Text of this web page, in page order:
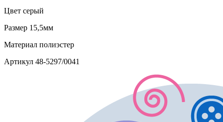
Цвет серый
Размер 15,5мм
Материал полиэстер
Артикул 48-5297/0041